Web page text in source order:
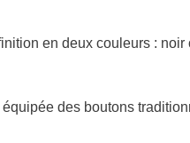
en deux couleurs : noir
des boutons